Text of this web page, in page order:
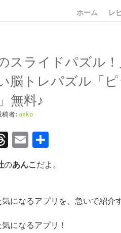
ホーム レ
スライドパズル
脳トレパズル「
無料♪
稿者: anko
Threads
Email
のあんこだよ。
になるアプリを、急いで紹介
になるアプリ！